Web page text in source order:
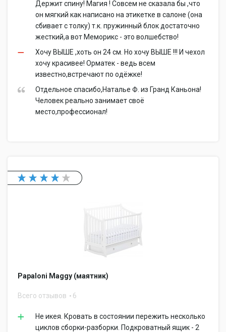
Держит спину! Магия ! Совсем не сказала бы ,что
он мягкий как написано на этикетке в салоне (она
сбивает с толку) т.к. пружинный блок достаточно
жесткий,а вот Меморикс - это волшебство!
Хочу ВЫШЕ ,хоть он 24 см. Но хочу ВЫШЕ !!! И чехол
хочу красивее! Орматек - ведь всем
известно,встречают по одёжке!
Отдельное спасибо,Наталье Ф. из Гранд Каньона!
Человек реально занимает своё
место,профессионал!
Papaloni Maggy (маятник)
Всего отзывов 6
Не икея. Кровать в состоянии пережить несколько
циклов сборки-разборки. Подкроватный ящик - 2